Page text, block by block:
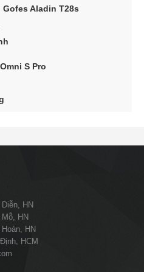
Aladin T28s
S Pro
HN
HN
HN
HCM